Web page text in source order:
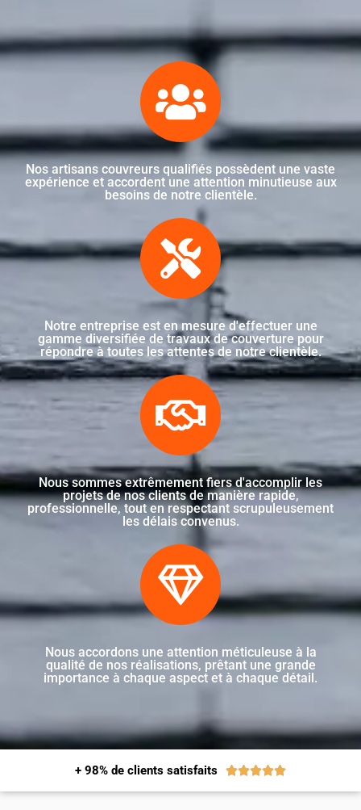
Nos artisans couvreurs qualifiés possèdent une vaste
expérience et accordent une attention minutieuse aux
besoins de notre clientèle.
Notre entreprise est en mesure d'effectuer une
gamme diversifiée de travaux de couverture pour
répondre à toutes les attentes de notre clientèle.
Nous sommes extrêmement fiers d'accomplir les
projets de nos clients de manière rapide,
professionnelle, tout en respectant scrupuleusement
les délais convenus.
Nous accordons une attention méticuleuse à la
qualité de nos réalisations, prêtant une grande
importance à chaque aspect et à chaque détail.
+ 98% de clients satisfaits 